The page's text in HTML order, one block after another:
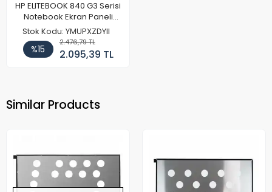
HP ELITEBOOK 840 G3 Serisi
Notebook Ekran Paneli
(FHD)
Stok Kodu: YMUPXZDYII
%15
2.476,79 TL
2.095,39 TL
Similar Products